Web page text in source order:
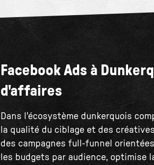
Facebook Ads à
d'affaires
Dans l'écosystème dunkerquois
la qualité du ciblage et des
des campagnes full-funnel
les budgets par audience, optimise